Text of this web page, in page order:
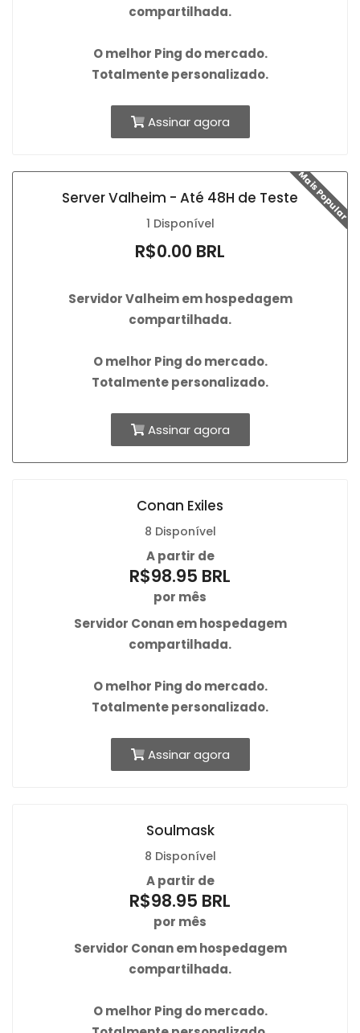
compartilhada.
Omelhor Ping do mercado.
Totalmente personalizado.
Assinar agora
Mais Popular
Server Valheim - Até 48H de Teste
1 Disponível
R$0.00 BRL
Servidor Valheim em hospedagem
compartilhada.
Omelhor Ping do mercado.
Totalmente personalizado.
Assinar agora
Conan Exiles
8 Disponível
A partir de
R$98.95 BRL
por mês
Servidor Conan em hospedagem
compartilhada.
Omelhor Ping do mercado.
Totalmente personalizado.
Assinar agora
Soulmask
8 Disponível
A partir de
R$98.95 BRL
por mês
Servidor Conan em hospedagem
compartilhada.
Omelhor Ping do mercado.